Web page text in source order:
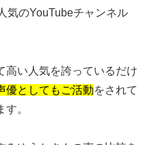
気のYouTubeチャンネル
高い人気を誇っているだけ
優としてもご活動をされて
。